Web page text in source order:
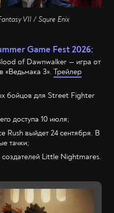
VII / Squre Enix
Game Fest 2026:
of Dawnwalker — игра от
«Ведьмака 3». Трейлер
бойцов для Street Fighter
доступа 10 июля;
Rush выйдет 24 сентября. В
тачки;
Little Nightmares.